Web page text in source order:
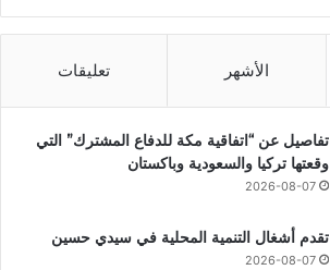
الأشهر تعليقات
تفاصيل عن “اتفاقية مكة للدفاع المشترك” التي
وقعتها تركيا والسعودية وباكستان
2026-08-07
تقدم أشغال التنمية المحلية في سيدي حسين
2026-08-07